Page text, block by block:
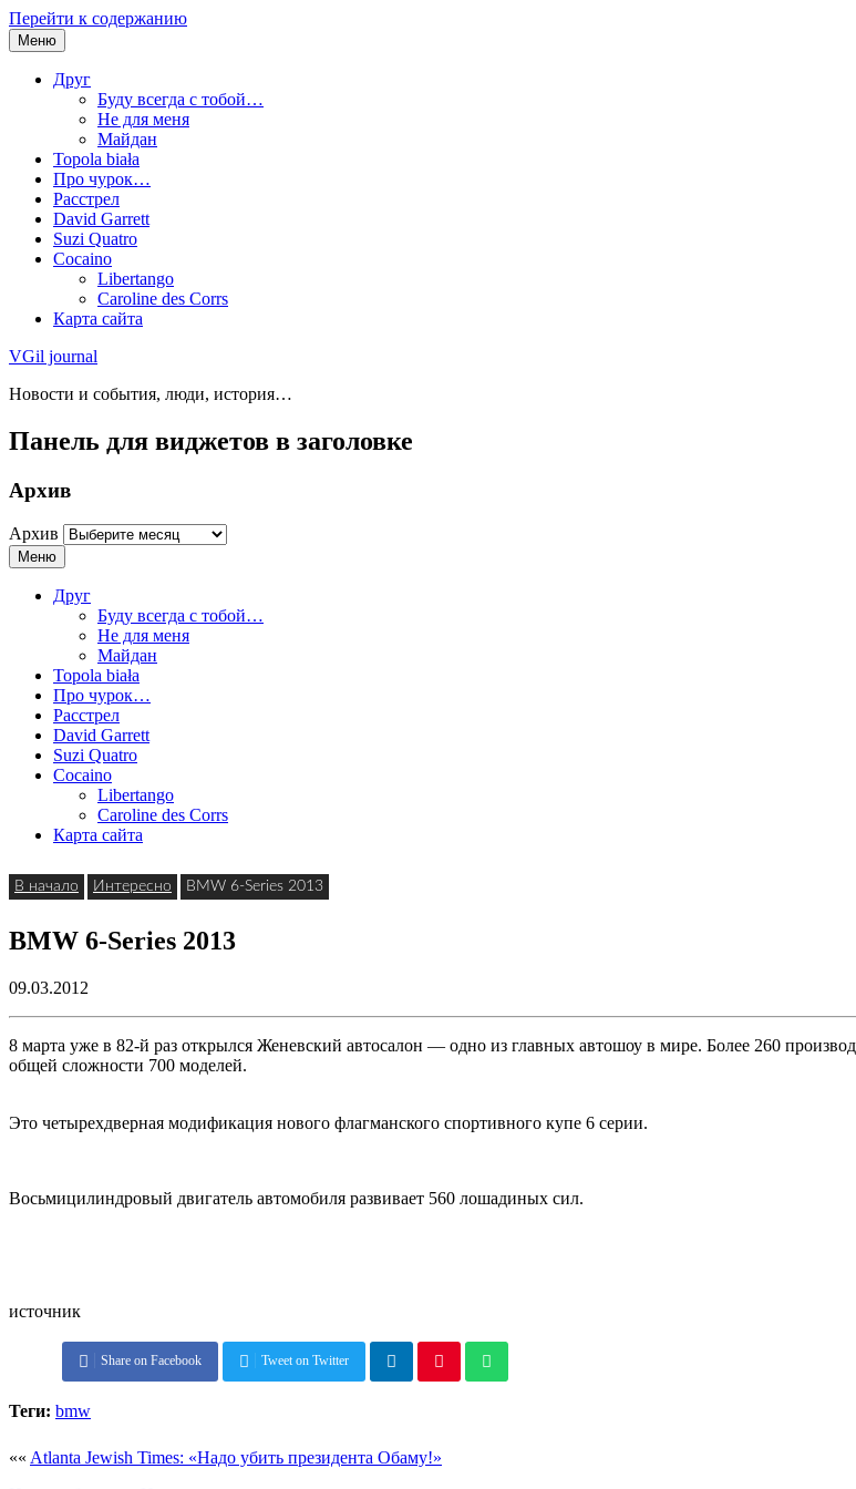
Перейти к содержанию
Меню
Друг
Буду всегда с тобой…
Не для меня
Майдан
Topola biała
Про чурок…
Расстрел
David Garrett
Suzi Quatro
Cocaino
Libertango
Caroline des Corrs
Карта сайта
VGil journal
Новости и события, люди, история…
Панель для виджетов в заголовке
Архив
Архив
Меню
Друг
Буду всегда с тобой…
Не для меня
Майдан
Topola biała
Про чурок…
Расстрел
David Garrett
Suzi Quatro
Cocaino
Libertango
Caroline des Corrs
Карта сайта
В начало Интересно BMW 6-Series 2013
BMW 6-Series 2013
09.03.2012
8 марта уже в 82-й раз открылся Женевский автосалон — одно из главных автошоу в мире. Более 260
общей сложности 700 моделей.
Это четырехдверная модификация нового флагманского спортивного купе 6 серии.
Восьмицилиндровый двигатель автомобиля развивает 560 лошадиных сил.
источник
Share on Facebook Tweet on Twitter
Теги: bmw
«« Atlanta Jewish Times: «Надо убить президента Обаму!»